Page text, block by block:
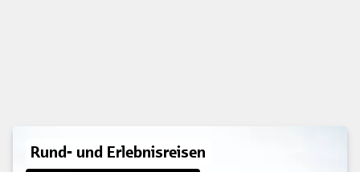
Rund- und Erlebnisreisen